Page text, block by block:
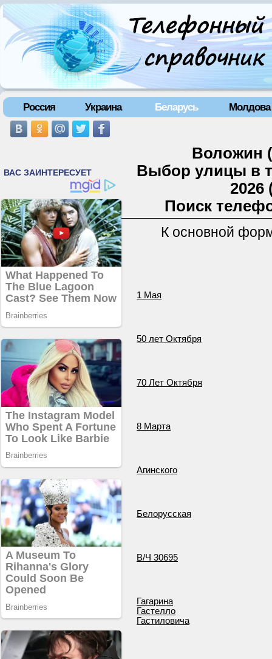
Россия Украина Беларусь Молдова
Воложин
Выбор улицы в
2026
Поиск
К основной
1 Мая
50 лет Октября
70 Лет Октября
8 Марта
Агинского
Белорусская
В/Ч 30695
Гагарина
Гастелло
Гастиловича